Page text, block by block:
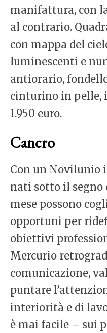
manifattura, con
al contrario.
con mappa del
luminescenti e
antiorario,
cinturino in pelle,
1.950 euro.
Cancro
Con un Novilunio
nati sotto il segno
mese possono
opportuni per
obiettivi
Mercurio
comunicazione,
puntare
interiorità e di
è mai facile – sui